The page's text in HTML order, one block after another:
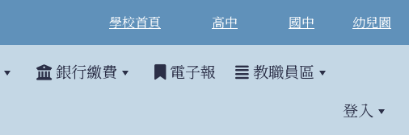
學校首頁 高中 國中 幼兒園
銀行繳費 電子報 教職員區
登入